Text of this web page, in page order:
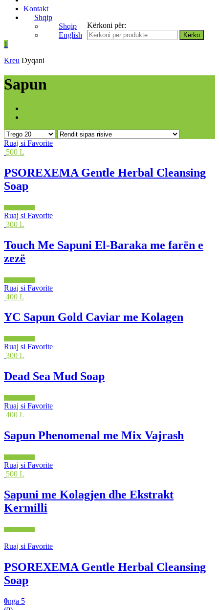
Kontakt
Shqip
Shqip
English
Kërkoni për:
1
Kreu Dyqani
Sapun
Ruaj si Favorite
500 L
PSOREXEMA Gentle Herbal Cleansing
Soap
Ruaj si Favorite
300 L
Touch Me Sapuni El-Baraka me farën e
zezë
Ruaj si Favorite
400 L
YC Sapun Gold Caviar me Kolagen
Ruaj si Favorite
300 L
Dead Sea Mud Soap
Ruaj si Favorite
400 L
Sapun Phenomenal me Mix Vajrash
Ruaj si Favorite
500 L
Sapuni me Kolagjen dhe Ekstrakt
Kermilli
Ruaj si Favorite
PSOREXEMA Gentle Herbal Cleansing
Soap
0nga 5